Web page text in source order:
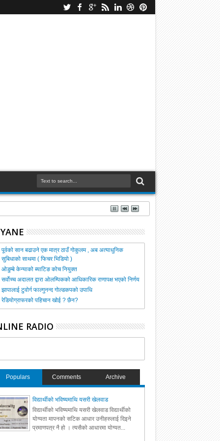
पूर्वको सान बढाउने एक मात्र ठाउँ गोकुलम , अब अत्याधुनिक
सुबिधाको साथमा ( फिचर भिडियो )
ओडुम्बे केन्याको ब्याटिङ कोच नियुक्त
सर्वोच्च अदालत द्वारा ओलम्पिकको आधिकारिक राणापक्ष भएको निर्णय
झापालाई टुवोर्ग फाल्गुनन्द गोल्डकपको उपाधि
रेडियोग्राफरको पहिचान खोई ? छैन?
RADIO
Populars Comments Archive
विद्यार्थीको भविष्यमाथि यसरी खेलवाड
विद्यार्थीको भविष्यमाथि यसरी खेलवाड विद्यार्थीको
योग्यता मापनको सटिक आधार उनीहरुलाई दिइने
प्रमाणपत्र नै हो । त्यसैको आधारमा योग्यत...